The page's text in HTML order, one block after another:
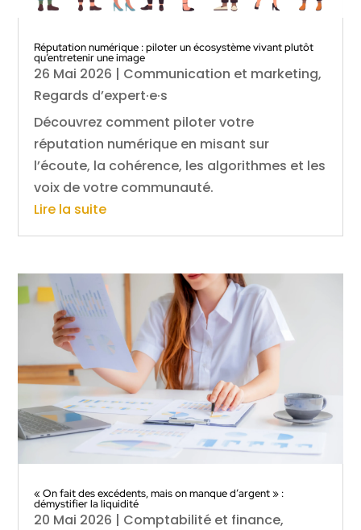
Réputation numérique : piloter un écosystème vivant plutôt
qu’entretenir une image
26 Mai 2026 | Communication et marketing,
Regards d’expert·e·s
Découvrez comment piloter votre
réputation numérique en misant sur
l’écoute, la cohérence, les algorithmes et les
voix de votre communauté.
Lire la suite
« On fait des excédents, mais on manque d’argent » :
démystifier la liquidité
20 Mai 2026 | Comptabilité et finance,